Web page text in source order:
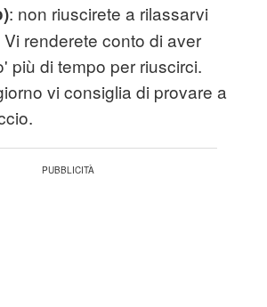
: non riuscirete a rilassarvi
renderete conto di aver
più di tempo per riuscirci.
vi consiglia di provare a